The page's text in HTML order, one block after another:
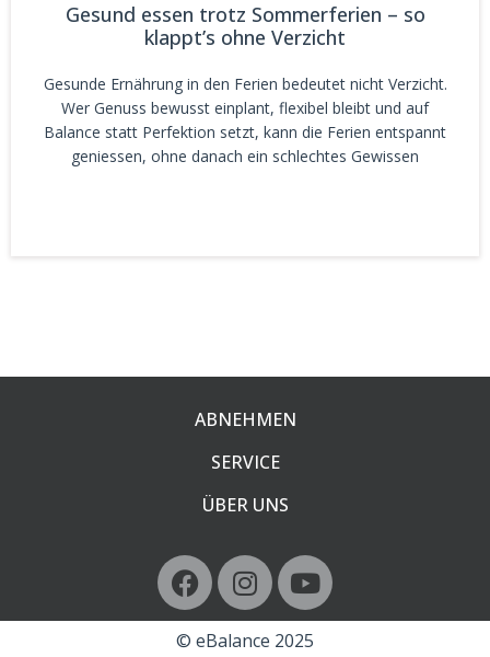
Gesund essen trotz Sommerferien – so
klappt’s ohne Verzicht
Gesunde Ernährung in den Ferien bedeutet nicht Verzicht.
Wer Genuss bewusst einplant, flexibel bleibt und auf
Balance statt Perfektion setzt, kann die Ferien entspannt
geniessen, ohne danach ein schlechtes Gewissen
ABNEHMEN
SERVICE
ÜBER UNS
© eBalance 2025